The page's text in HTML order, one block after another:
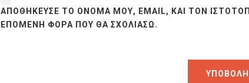
ΑΠΟΘΉΚΕΥΣΕ ΤΟ ΌΝΟΜΆ ΜΟΥ, EMAIL, ΚΑΙ ΤΟΝ
ΕΠΌΜΕΝΗ ΦΟΡΆ ΠΟΥ ΘΑ ΣΧΟΛΙΆΣΩ.